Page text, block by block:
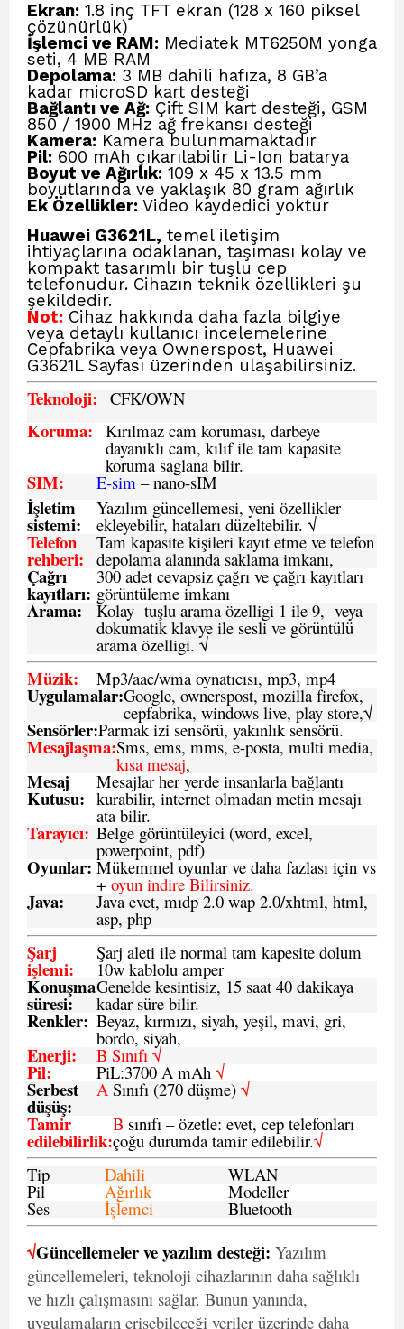
Ekran: 1.8 inç TFT ekran (128 x 160 piksel
çözünürlük)
İşlemci ve RAM: Mediatek MT6250M yonga
seti, 4 MB RAM
Depolama: 3 MB dahili hafıza, 8 GB’a
kadar microSD kart desteği
Bağlantı ve Ağ: Çift SIM kart desteği, GSM
850 / 1900 MHz ağ frekansı desteği
Kamera: Kamera bulunmamaktadır
Pil: 600 mAh çıkarılabilir Li-Ion batarya
Boyut ve Ağırlık: 109 x 45 x 13.5 mm
boyutlarında ve yaklaşık 80 gram ağırlık
Ek Özellikler: Video kaydedici yoktur
Huawei G3621L, temel iletişim
ihtiyaçlarına odaklanan, taşıması kolay ve
kompakt tasarımlı bir tuşlu cep
telefonudur. Cihazın teknik özellikleri şu
şekildedir.
Not: Cihaz hakkında daha fazla bilgiye
veya detaylı kullanıcı incelemelerine
Cepfabrika veya Ownerspost, Huawei
G3621L Sayfası üzerinden ulaşabilirsiniz.
Teknoloji: CFK/OWN
Koruma: Kırılmaz cam koruması, darbeye
dayanıklı cam, kılıf ile tam kapasite
koruma saglana bilir.
SIM: E-sim – nano-sIM
İşletim
sistemi:
Yazılım güncellemesi, yeni özellikler
ekleyebilir, hataları düzeltebilir. √
Telefon
rehberi:
Tam kapasite kişileri kayıt etme ve telefon
depolama alanında saklama imkanı,
Çağrı
kayıtları:
300 adet cevapsiz çağrı ve çağrı kayıtları
görüntüleme imkanı
Arama: Kolay tuşlu arama özelligi 1 ile 9, veya
dokumatik klavye ile sesli ve görüntülü
arama özelligi. √
Müzik: Mp3/aac/wma oynatıcısı, mp3, mp4
Uygulamalar:Google, ownerspost, mozilla firefox,
cepfabrika, windows live, play store,√
Sensörler:Parmak izi sensörü, yakınlık sensörü.
Mesajlaşma:Sms, ems, mms, e-posta, multi media,
kısa mesaj,
Mesaj
Kutusu:
Mesajlar her yerde insanlarla bağlantı
kurabilir, internet olmadan metin mesajı
ata bilir.
Tarayıcı: Belge görüntüleyici (word, excel,
powerpoint, pdf)
Oyunlar: Mükemmel oyunlar ve daha fazlası için vs
+ oyun indire Bilirsiniz.
Java: Java evet, mıdp 2.0 wap 2.0/xhtml, html,
asp, php
Şarj
işlemi:
Şarj aleti ile normal tam kapesite dolum
10w kablolu amper
Konuşma
süresi:
Genelde kesintisiz, 15 saat 40 dakikaya
kadar süre bilir.
Renkler: Beyaz, kırmızı, siyah, yeşil, mavi, gri,
bordo, siyah,
Enerji: B Sınıfı √
Pil: PiL:3700 A mAh √
Serbest
düşüş:
ASınıfı (270 düşme) √
Tamir
edilebilirlik:
B sınıfı – özetle: evet, cep telefonları
çoğu durumda tamir edilebilir.√
Tip
Dahili WLAN
Pil Ağırlık Modeller
Ses İşlemci Bluetooth
√Güncellemeler ve yazılım desteği: Yazılım
güncellemeleri, teknoloji cihazlarının daha sağlıklı
ve hızlı çalışmasını sağlar. Bunun yanında,
uygulamaların erişebileceği veriler üzerinde daha